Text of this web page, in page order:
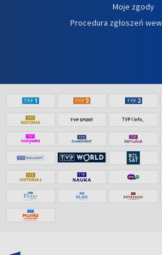
Moje zgody
Procedura zgłoszeń